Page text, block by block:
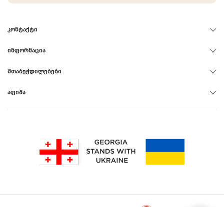
ᲙᲝᲜᲢᲐᲥᲢᲘ
ᲘᲜᲤᲝᲠᲛᲐᲪᲘᲐ
ᲨᲗᲐᲑᲔᲭᲓᲘᲚᲔᲑᲔᲑᲘ
ᲐᲤᲘᲨᲐ